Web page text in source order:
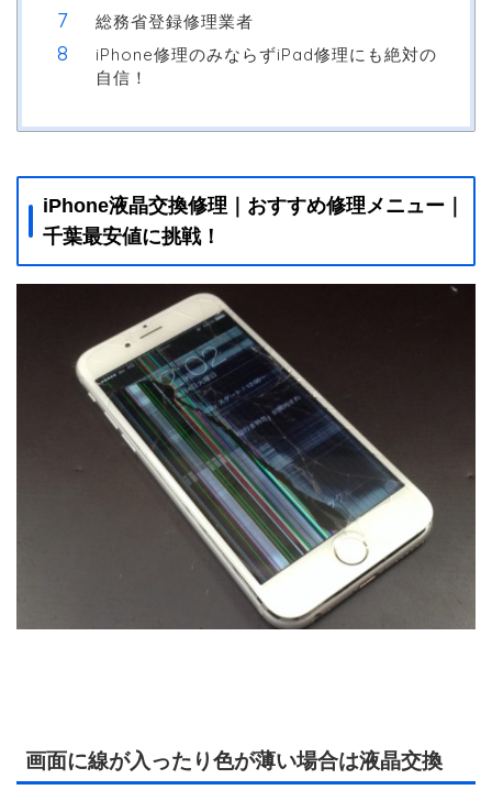
総務省登録修理業者
iPhone修理のみならずiPad修理にも絶対の
自信！
iPhone液晶交換修理｜おすすめ修理メニュー｜
千葉最安値に挑戦！
画面に線が入ったり色が薄い場合は液晶交換